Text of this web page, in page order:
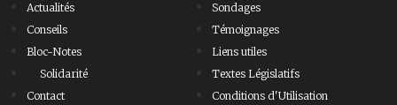
Actualités
Conseils
Bloc-Notes
Solidarité
Contact
Sondages
Témoignages
Liens utiles
Textes Législatifs
Conditions d'Utilisation